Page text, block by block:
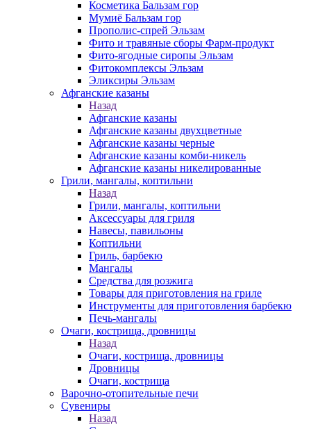
Косметика Бальзам гор
Мумиё Бальзам гор
Прополис-спрей Эльзам
Фито и травяные сборы Фарм-продукт
Фито-ягодные сиропы Эльзам
Фитокомплексы Эльзам
Эликсиры Эльзам
Афганские казаны
Назад
Афганские казаны
Афганские казаны двухцветные
Афганские казаны черные
Афганские казаны комби-никель
Афганские казаны никелированные
Грили, мангалы, коптильни
Назад
Грили, мангалы, коптильни
Аксессуары для гриля
Навесы, павильоны
Коптильни
Гриль, барбекю
Мангалы
Средства для розжига
Товары для приготовления на гриле
Инструменты для приготовления барбекю
Печь-мангалы
Очаги, кострища, дровницы
Назад
Очаги, кострища, дровницы
Дровницы
Очаги, кострища
Варочно-отопительные печи
Сувениры
Назад